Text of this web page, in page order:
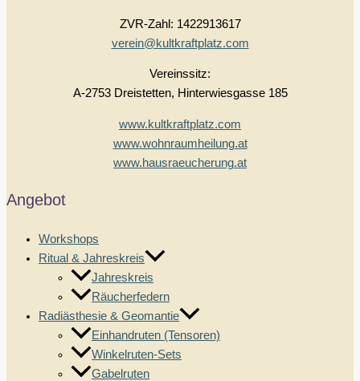
ZVR-Zahl: 1422913617
verein@kultkraftplatz.com
Vereinssitz:
A-2753 Dreistetten, Hinterwiesgasse 185
www.kultkraftplatz.com
www.wohnraumheilung.at
www.hausraeucherung.at
Angebot
Workshops
Ritual & Jahreskreis
Jahreskreis
Räucherfedern
Radiästhesie & Geomantie
Einhandruten (Tensoren)
Winkelruten-Sets
Gabelruten